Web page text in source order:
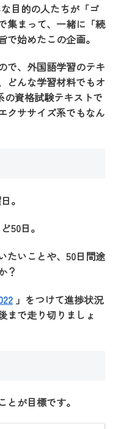
目的の人たちが「ゴ
集まって、一緒に「続
で始めたこの企画。
で、外国語学習のテキ
どんな学習材料でもオ
の資格試験テキストで
クササイズ系でもなん
。
50日。
たいことや、50日間途
？
」をつけて進捗状況
まで走り切りましょ
とが目標です。